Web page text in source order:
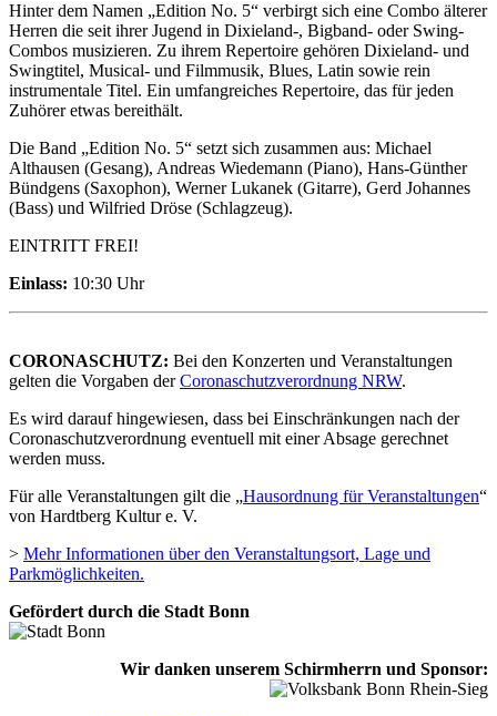
Hinter dem Namen „Edition No. 5“ verbirgt sich eine Combo älterer
Herren die seit ihrer Jugend in Dixieland-, Bigband- oder Swing-
Combos musizieren. Zu ihrem Repertoire gehören Dixieland- und
Swingtitel, Musical- und Filmmusik, Blues, Latin sowie rein
instrumentale Titel. Ein umfangreiches Repertoire, das für jeden
Zuhörer etwas bereithält.
Die Band „Edition No. 5“ setzt sich zusammen aus: Michael
Althausen (Gesang), Andreas Wiedemann (Piano), Hans-Günther
Bündgens (Saxophon), Werner Lukanek (Gitarre), Gerd Johannes
(Bass) und Wilfried Dröse (Schlagzeug).
EINTRITT FREI!
Einlass: 10:30 Uhr
CORONASCHUTZ: Bei den Konzerten und Veranstaltungen
gelten die Vorgaben derCoronaschutzverordnung NRW.
Es wird darauf hingewiesen, dass bei Einschränkungen nach der
Coronaschutzverordnung eventuell mit einer Absage gerechnet
werden muss.
Für alle Veranstaltungen gilt die „Hausordnung für Veranstaltungen“
von Hardtberg Kultur e. V.
> Mehr Informationen über den Veranstaltungsort, Lage und
Parkmöglichkeiten.
Gefördert durch die Stadt Bonn
Wir danken unserem Schirmherrn und Sponsor: